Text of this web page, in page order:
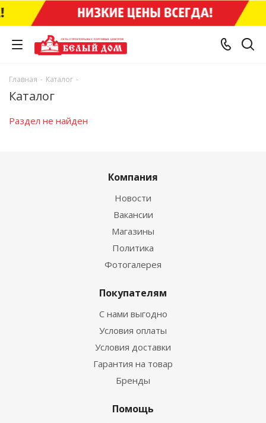
Главная - Каталог -
Каталог
Раздел не найден
Компания
Новости
Вакансии
Магазины
Политика
Фотогалерея
Покупателям
С нами выгодно
Условия оплаты
Условия доставки
Гарантия на товар
Бренды
Помощь